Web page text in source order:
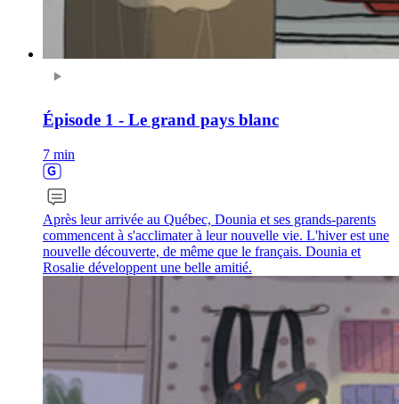
Épisode 1 - Le grand pays blanc
7 min
Après leur arrivée au Québec, Dounia et ses grands-parents
commencent à s'acclimater à leur nouvelle vie. L'hiver est une
nouvelle découverte, de même que le français. Dounia et
Rosalie développent une belle amitié.